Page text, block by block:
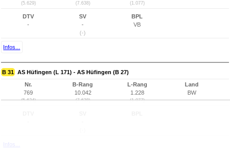
(5.629) (7.638) (1.077)
DTV
-
SV
-
(-)
BPL
VB
Infos...
B 31 AS Hüfingen (L 171) - AS Hüfingen (B 27)
Nr.
769
(5.634)
B-Rang
10.042
(7.638)
L-Rang
1.228
(1.077)
Land
BW
Infos...